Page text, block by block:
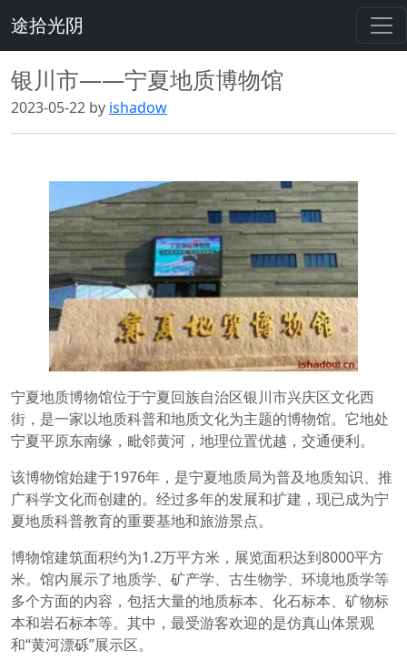
途拾光阴
银川市——宁夏地质博物馆
2023-05-22 by ishadow
宁夏地质博物馆位于宁夏回族自治区银川市兴庆区文化西
街，是一家以地质科普和地质文化为主题的博物馆。它地处
宁夏平原东南缘，毗邻黄河，地理位置优越，交通便利。
该博物馆始建于1976年，是宁夏地质局为普及地质知识、推
广科学文化而创建的。经过多年的发展和扩建，现已成为宁
夏地质科普教育的重要基地和旅游景点。
博物馆建筑面积约为1.2万平方米，展览面积达到8000平方
米。馆内展示了地质学、矿产学、古生物学、环境地质学等
多个方面的内容，包括大量的地质标本、化石标本、矿物标
本和岩石标本等。其中，最受游客欢迎的是仿真山体景观
和“黄河漂砾”展示区。